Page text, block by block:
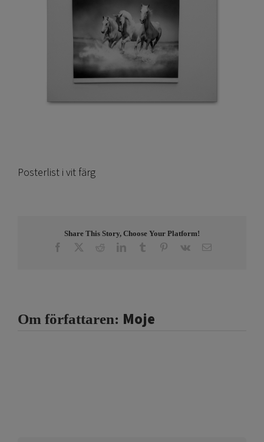
Posterlist i vit färg
Share This Story, Choose Your Platform!
Facebook RedditLinkedInTumblr Pinterest
Vk E-
Om författaren: Moje